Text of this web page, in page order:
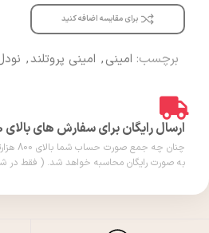
برای مقایسه اضافه کنید
برچسب: امینی, امینی پروتلند,
ارسال رایگان برای سفارش های بالای 800 هزار تومان
چنان
به صورت رایگان محاسبه خواهد شد. ( فقط در